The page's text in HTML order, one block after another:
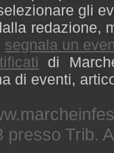
gli
redazione,
segnala un
di
di eventi,
presso Trib.